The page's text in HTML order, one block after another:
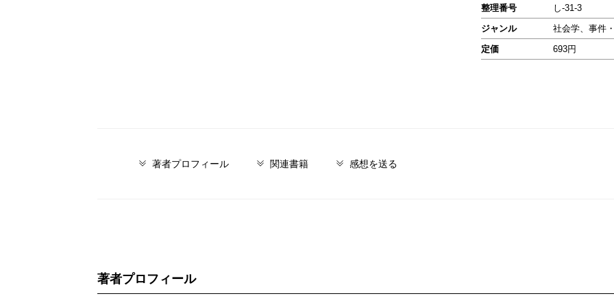
整理番号
し-31-3
ジャンル
社会学、事件
定価
693円
著者プロフィール 関連書籍 感想を送る
著者プロフィール